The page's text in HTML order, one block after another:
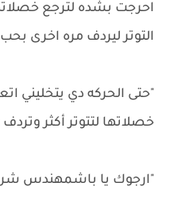
احرجت بشده لترجع
التوتر ليردف مره اخرى بحب
"حتى الحركه دي يتخليني
خصلاتها لتتوتر أكثر
"ارجوك يا باشمهندس